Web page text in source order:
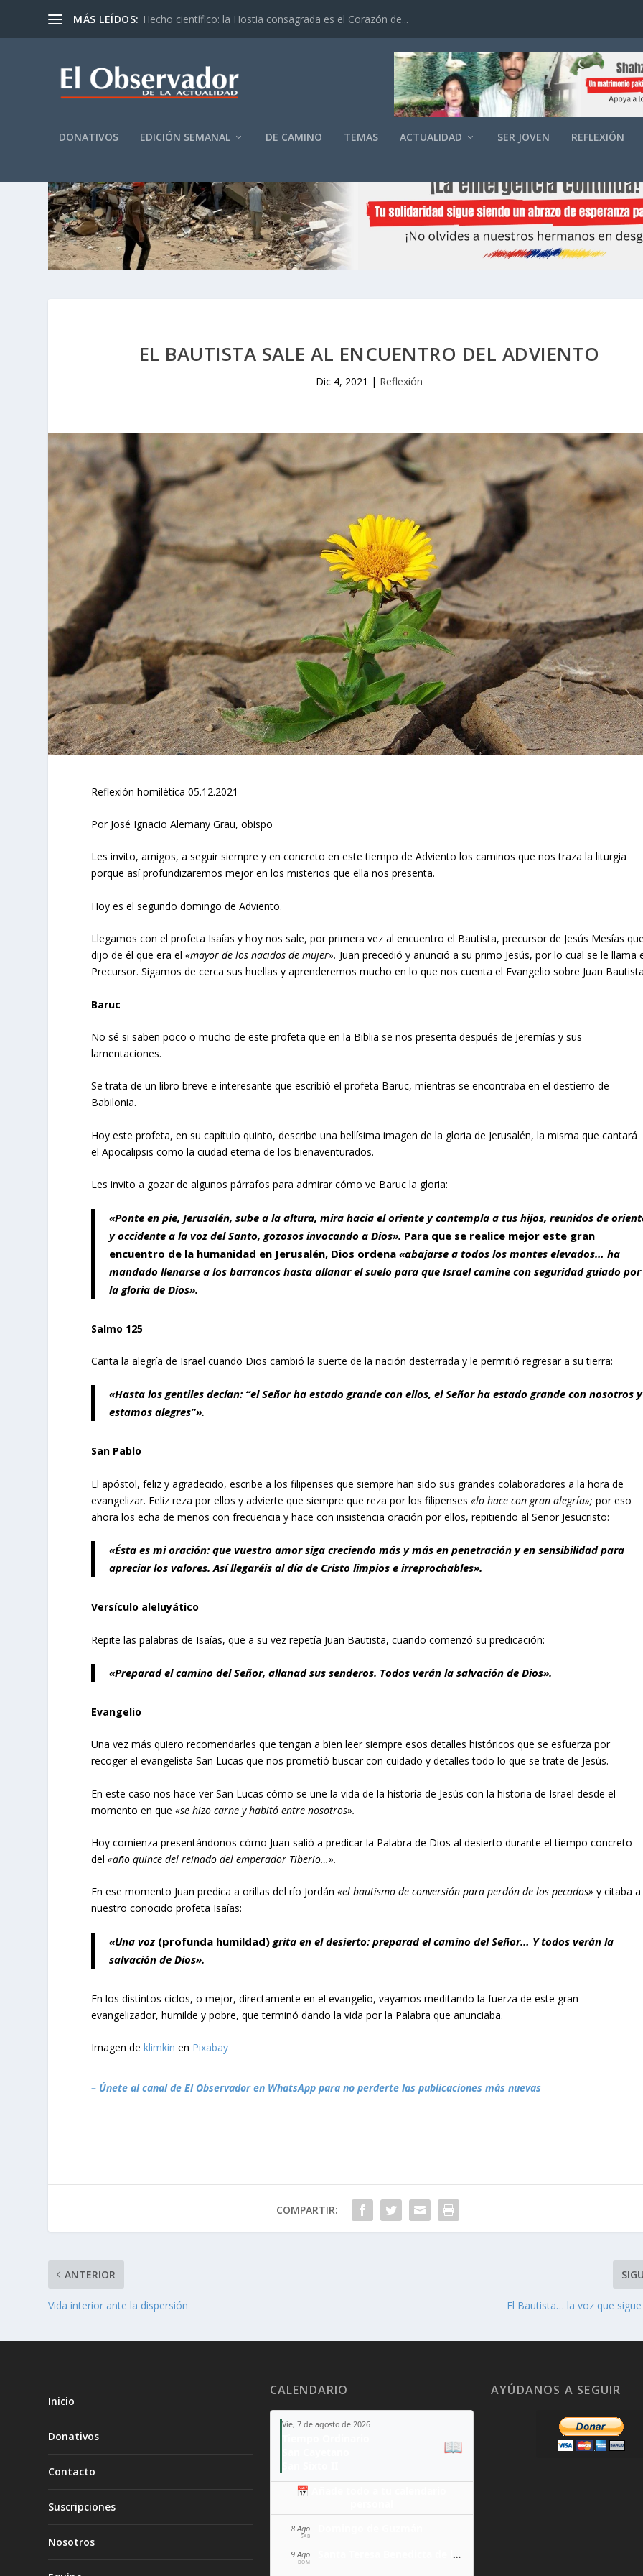
MÁS LEÍDOS: Hecho científico: la Hostia consagrada es el Corazón de...
DONATIVOS EDICIÓN SEMANAL DE CAMINO TEMAS ACTUALIDAD SER JOVEN REFLEXIÓN
EL BAUTISTA SALE AL ENCUENTRO DEL ADVIENTO
Dic 4, 2021 | Reflexión
Reflexión homilética 05.12.2021
Por José Ignacio Alemany Grau, obispo
Les invito, amigos, a seguir siempre y en concreto en este tiempo de Adviento los caminos que nos traza la liturgia
porque así profundizaremos mejor en los misterios que ella nos presenta.
Hoy es el segundo domingo de Adviento.
Llegamos con el profeta Isaías y hoy nos sale, por primera vez al encuentro el Bautista, precursor de Jesús Mesías
dijo de él que era el«mayor de los nacidos de mujer». Juan precedió y anunció a su primo Jesús, por lo cual se le llama
Precursor. Sigamos de cerca sus huellas y aprenderemos mucho en lo que nos cuenta el Evangelio sobre Juan
Baruc
No sé si saben poco o mucho de este profeta que en la Biblia se nos presenta después de Jeremías y sus
lamentaciones.
Se trata de un libro breve e interesante que escribió el profeta Baruc, mientras se encontraba en el destierro de
Babilonia.
Hoy este profeta, en su capítulo quinto, describe una bellísima imagen de la gloria de Jerusalén, la misma que cantará
el Apocalipsis como la ciudad eterna de los bienaventurados.
Les invito a gozar de algunos párrafos para admirar cómo ve Baruc la gloria:
«Ponte en pie, Jerusalén, sube a la altura, mira hacia el oriente y contempla a tus hijos, reunidos de
y occidente a la voz del Santo, gozosos invocando a Dios». Para que se realice mejor este gran
encuentro de la humanidad en Jerusalén, Dios ordena«abajarse a todos los montes elevados… ha
mandado llenarse a los barrancos hasta allanar el suelo para que Israel camine con seguridad guiado por
la gloria de Dios».
Salmo 125
Canta la alegría de Israel cuando Dios cambió la suerte de la nación desterrada y le permitió regresar a su tierra:
«Hasta los gentiles decían: “el Señor ha estado grande con ellos, el Señor ha estado grande con nosotros y
estamos alegres”».
San Pablo
El apóstol, feliz y agradecido, escribe a los filipenses que siempre han sido sus grandes colaboradores a la hora de
evangelizar. Feliz reza por ellos y advierte que siempre que reza por los filipenses«lo hace con gran alegría»;por eso
ahora los echa de menos con frecuencia y hace con insistencia oración por ellos, repitiendo al Señor Jesucristo:
«Ésta es mi oración: que vuestro amor siga creciendo más y más en penetración y en sensibilidad para
apreciar los valores. Así llegaréis al día de Cristo limpios e irreprochables».
Versículo aleluyático
Repite las palabras de Isaías, que a su vez repetía Juan Bautista, cuando comenzó su predicación:
«Preparad el camino del Señor, allanad sus senderos. Todos verán la salvación de Dios».
Evangelio
Una vez más quiero recomendarles que tengan a bien leer siempre esos detalles históricos que se esfuerza por
recoger el evangelista San Lucas que nos prometió buscar con cuidado y detalles todo lo que se trate de Jesús.
En este caso nos hace ver San Lucas cómo se une la vida de la historia de Jesús con la historia de Israel desde el
momento en que«se hizo carne y habitó entre nosotros».
Hoy comienza presentándonos cómo Juan salió a predicar la Palabra de Dios al desierto durante el tiempo concreto
del«año quince del reinado del emperador Tiberio…».
En ese momento Juan predica a orillas del río Jordán«el bautismo de conversión para perdón de los pecados» y citaba a
nuestro conocido profeta Isaías:
«Una voz (profunda humildad)grita en el desierto: preparad el camino del Señor… Y todos verán la
salvación de Dios».
En los distintos ciclos, o mejor, directamente en el evangelio, vayamos meditando la fuerza de este gran
evangelizador, humilde y pobre, que terminó dando la vida por la Palabra que anunciaba.
Imagen deklimkin en Pixabay
– Únete al canal de El Observador en WhatsApp para no perderte las publicaciones más nuevas
COMPARTIR:
ANTERIOR
Vida interior ante la dispersión El Bautista… la voz que
Inicio
Donativos
Contacto
Suscripciones
Nosotros
CALENDARIO
Vie, 7 de agosto de 2026
📖
📅 Añade todo a tu calendario
8 Ago
SÁB
9 Ago
DOM
Santa Teresa Benedicta de la Cruz
AYÚDANOS A SEGUIR